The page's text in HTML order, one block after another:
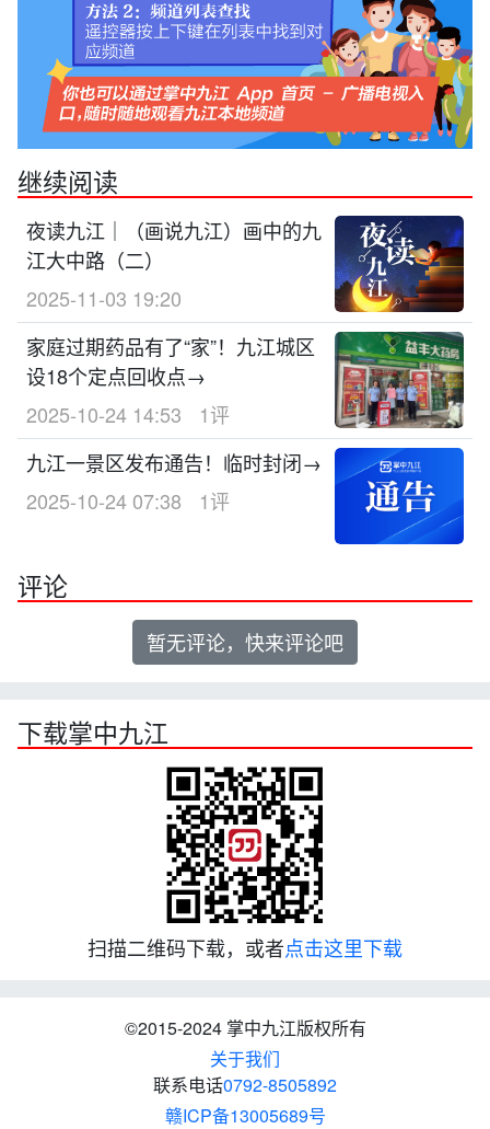
继续阅读
夜读九江｜（画说九江）画中的九
江大中路（二）
2025-11-03 19:20
家庭过期药品有了“家”！九江城区
设18个定点回收点→
2025-10-24 14:53
1评
九江一景区发布通告！临时封闭→
2025-10-24 07:38
1评
评论
暂无评论，快来评论吧
下载掌中九江
扫描二维码下载，或者点击这里下载
©2015-2024 掌中九江版权所有
关于我们
联系电话0792-8505892
赣ICP备13005689号